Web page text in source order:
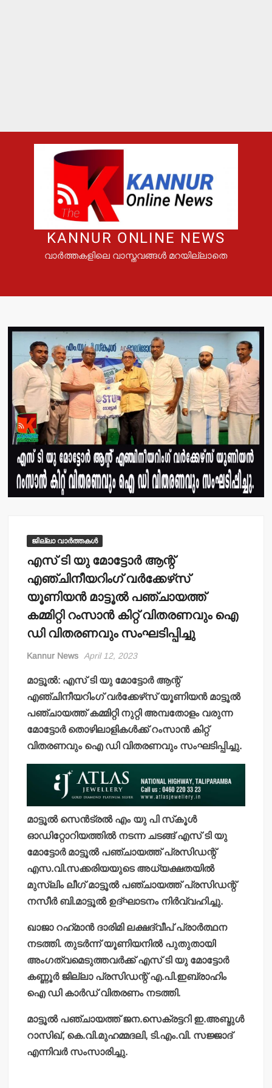
KANNUR ONLINE NEWS
വാർത്തകളിലെ വാസ്തവങ്ങൾ മറയില്ലാതെ
ജില്ലാ വാർത്തകൾ
എസ് ടി യു മോട്ടോര്‍ ആന്റ്
എഞ്ചിനീയറിംഗ് വര്‍ക്കേഴ്‌സ്
യൂണിയന്‍ മാട്ടൂല്‍ പഞ്ചായത്ത്
കമ്മിറ്റി റംസാന്‍ കിറ്റ് വിതരണവും ഐ
ഡി വിതരണവും സംഘടിപ്പിച്ചു
Kannur News April 12, 2023
മാട്ടൂല്‍: എസ് ടി യു മോട്ടോര്‍ ആന്റ്
എഞ്ചിനീയറിംഗ് വര്‍ക്കേഴ്‌സ് യൂണിയന്‍ മാട്ടൂല്‍
പഞ്ചായത്ത് കമ്മിറ്റി നുറ്റി അമ്പതോളം വരുന്ന
മോട്ടോര്‍ തൊഴിലാളികള്‍ക്ക് റംസാന്‍ കിറ്റ്
വിതരണവും ഐ ഡി വിതരണവും സംഘടിപ്പിച്ചു.
മാട്ടൂല്‍ സെന്‍ട്രല്‍ എം യു പി സ്‌കൂള്‍
ഓഡിറ്റോറിയത്തില്‍ നടന്ന ചടങ്ങ് എസ് ടി യു
മോട്ടോര്‍ മാട്ടൂല്‍ പഞ്ചായത്ത് പ്രസിഡന്റ്
എസ.വി.സക്കരിയയുടെ അധ്യക്ഷതയില്‍
മുസ്ലിം ലീഗ് മാട്ടൂല്‍ പഞ്ചായത്ത് പ്രസിഡന്റ്
നസീര്‍ ബി.മാട്ടൂല്‍ ഉദ്ഘാടനം നിര്‍വ്വഹിച്ചു.
ഖാജാ റഹ്‌മാന്‍ ദാരിമി ലക്ഷദ്വീപ് പ്രാര്‍ത്ഥന
നടത്തി. തുടര്‍ന്ന് യൂണിയനില്‍ പുതുതായി
അംഗത്വമെടുത്തവര്‍ക്ക് എസ് ടി യു മോട്ടോര്‍
കണ്ണൂര്‍ ജില്ലാ പ്രസിഡന്റ് എ.പി.ഇബ്രാഹിം
ഐ ഡി കാര്‍ഡ് വിതരണം നടത്തി.
മാട്ടൂല്‍ പഞ്ചായത്ത് ജന.സെക്രട്ടറി ഇ.അബ്ദുള്‍
റാസിഖ്, കെ.വി.മുഹമ്മദലി, ടി.എം.വി. സജ്ജാദ്
എന്നിവര്‍ സംസാരിച്ചു.